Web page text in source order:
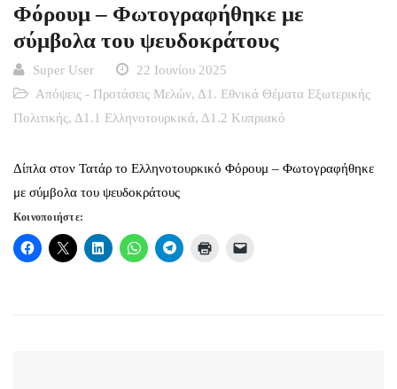
Φόρουμ – Φωτογραφήθηκε με
σύμβολα του ψευδοκράτους
Super User
22 Ιουνίου 2025
Απόψεις - Προτάσεις Μελών, Δ1. Εθνικά Θέματα Εξωτερικής
Πολιτικής, Δ1.1 Ελληνοτουρκικά, Δ1.2 Κυπριακό
Δίπλα στον Τατάρ το Ελληνοτουρκικό Φόρουμ – Φωτογραφήθηκε
με σύμβολα του ψευδοκράτους
Κοινοποιήστε: